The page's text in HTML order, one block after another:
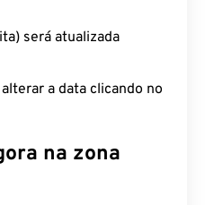
será atualizada
a data clicando no
na zona